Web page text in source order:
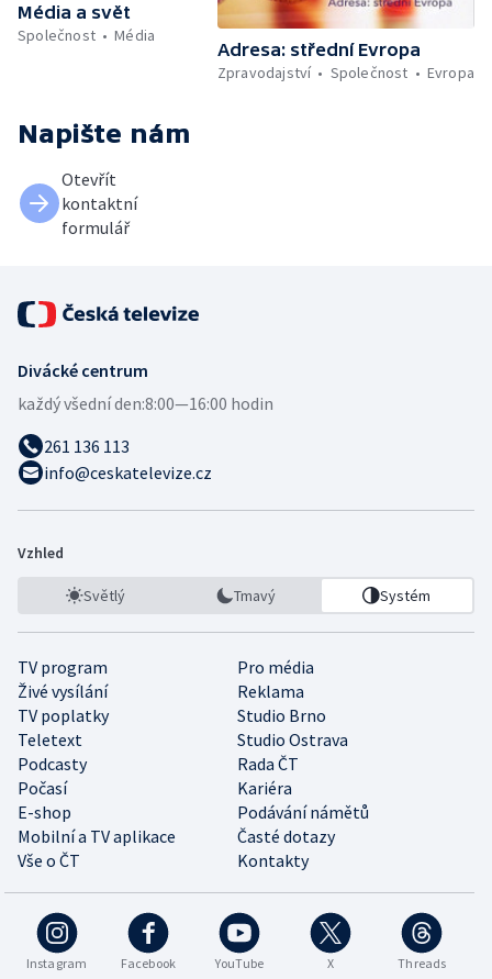
Média a svět
Společnost
Média
Adresa: střední Evropa
Zpravodajství
Společnost Evropa
Napište nám
Otevřít
kontaktní
formulář
Divácké centrum
každý všední den:8:00—16:00 hodin
261 136 113
info@ceskatelevize.cz
Vzhled
Světlý Tmavý Systém
TV program
Pro média
Živé vysílání
Reklama
TV poplatky
Studio Brno
Teletext
Studio Ostrava
Podcasty
Rada ČT
Počasí
Kariéra
E-shop
Podávání námětů
Mobilní a TV aplikace
Časté dotazy
Vše o ČT
Kontakty
Instagram Facebook YouTube X Threads